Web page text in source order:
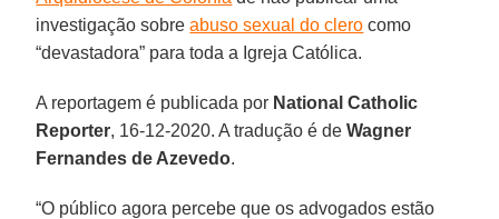
investigação sobreabuso sexual do clero como
“devastadora” para toda a Igreja Católica.
A reportagem é publicada por National Catholic
Reporter, 16-12-2020. A tradução é deWagner
Fernandes de Azevedo.
“O público agora percebe que os advogados estão